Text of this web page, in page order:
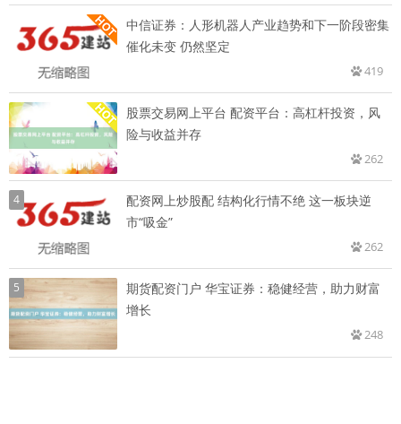
中信证券：人形机器人产业趋势和下一阶段密集
催化未变 仍然坚定
419
股票交易网上平台 配资平台：高杠杆投资，风
险与收益并存
262
4
配资网上炒股配 结构化行情不绝 这一板块逆
市“吸金”
262
5
期货配资门户 华宝证券：稳健经营，助力财富
增长
248